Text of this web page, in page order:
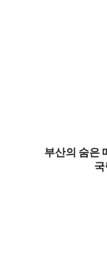
부산의 숨은